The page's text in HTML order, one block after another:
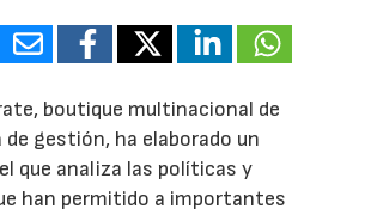
boutique multinacional de
gestión, ha elaborado un
que analiza las políticas y
han permitido a importantes